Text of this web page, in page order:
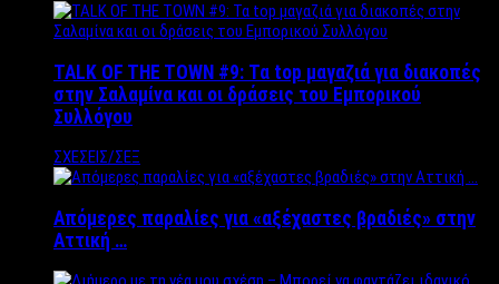
TALK OF THE TOWN #9: Τα top μαγαζιά για διακοπές
στην Σαλαμίνα και οι δράσεις του Εμπορικού
Συλλόγου
ΣΧΕΣΕΙΣ/ΣΕΞ
Απόμερες παραλίες για «αξέχαστες βραδιές» στην
Αττική …